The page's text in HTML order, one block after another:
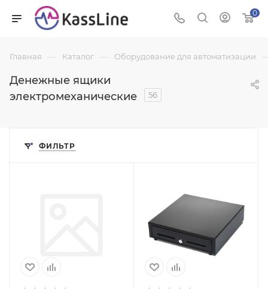
0
Главная — Каталог — Оборудование для автоматизации
Денежные ящики
электромеханические
56
ФИЛЬТР